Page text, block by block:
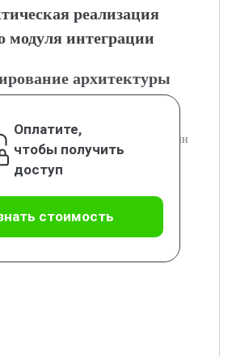
реализация
модуля интеграции
архитектуры
программного модуля интеграции
домом.
Оплатите,
чтобы получить
доступ
стоимость